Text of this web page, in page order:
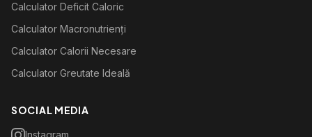
Calculator Deficit Caloric
Calculator Macronutrienți
Calculator Calorii Necesare
Calculator Greutate Ideală
SOCIAL MEDIA
Instagram